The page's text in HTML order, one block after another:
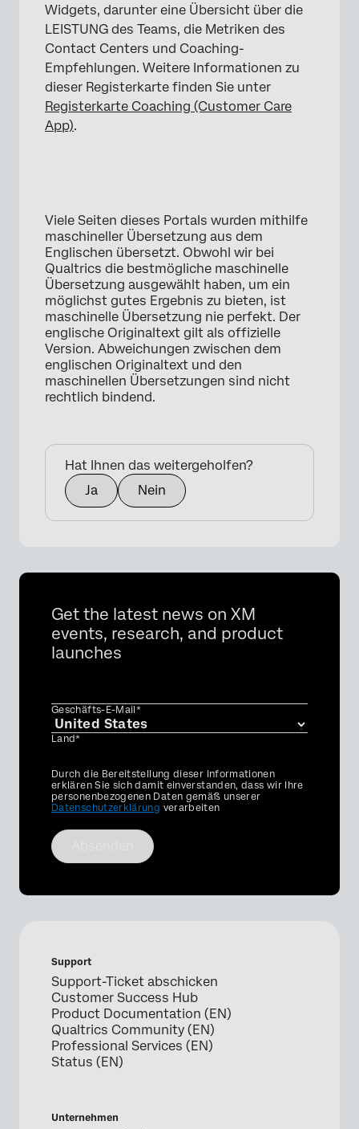
Widgets, darunter eine Übersicht über die
LEISTUNG des Teams, die Metriken des
Contact Centers und Coaching-
Empfehlungen. Weitere Informationen zu
dieser Registerkarte finden Sie unter
Registerkarte Coaching (Customer Care
App).
Viele Seiten dieses Portals wurden mithilfe
maschineller Übersetzung aus dem
Englischen übersetzt. Obwohl wir bei
Qualtrics die bestmögliche maschinelle
Übersetzung ausgewählt haben, um ein
möglichst gutes Ergebnis zu bieten, ist
maschinelle Übersetzung nie perfekt. Der
englische Originaltext gilt als offizielle
Version. Abweichungen zwischen dem
englischen Originaltext und den
maschinellen Übersetzungen sind nicht
rechtlich bindend.
Hat Ihnen das weitergeholfen?
Ja
Nein
Get the latest news on XM
events, research, and product
launches
Geschäfts-E-Mail*
Land*
Privacy
Optin
Durch die Bereitstellung dieser Informationen
erklären Sie sich damit einverstanden, dass wir Ihre
personenbezogenen Daten gemäß unserer
Datenschutzerklärung verarbeiten
Support
Support-Ticket abschicken
Customer Success Hub
Product Documentation (EN)
Qualtrics Community (EN)
Professional Services (EN)
Status (EN)
Unternehmen